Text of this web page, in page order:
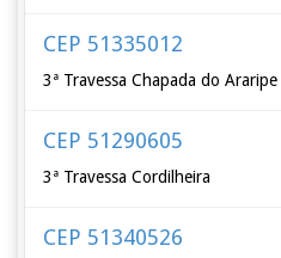
CEP 51335012
3ª Travessa Chapada do Araripe
CEP 51290605
3ª Travessa Cordilheira
CEP 51340526